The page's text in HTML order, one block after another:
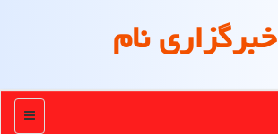
خبرگزاری نام
منو